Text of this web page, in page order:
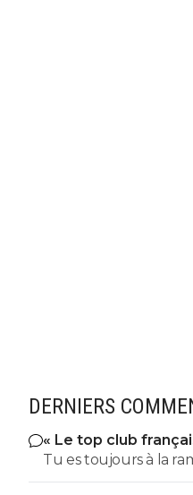
DERNIERS
« Le top club
Adidas bouscule le
Tu es toujours à la ramasse !